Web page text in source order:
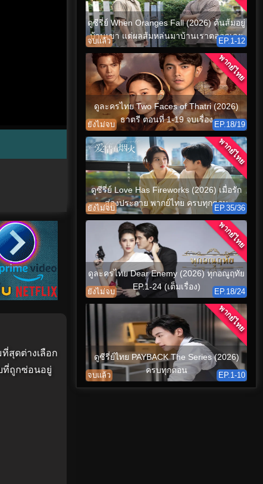
สุดต่างเลือก
ที่ถูกซ่อนอยู่
ดูซีรี่ย์ When Oranges Fall (2026) ต้นส้มอยู่
บ้านเขา แต่ผลส้มหล่นมาบ้านเราตลอดเลย
จบแล้ว EP.1-12
ดูละครไทย Two Faces of Thatri (2026)
ธาตรี ตอนที่ 1-19 จบเรื่อง
ยังไม่จบ EP.18/19
พากย์ไทย
ดูซีรี่ย์ Love Has Fireworks (2026) เมื่อรัก
ส่องประกาย พากย์ไทย ครบทุกตอน
ยังไม่จบ EP.35/36
พากย์ไทย
ดูละครไทย Dear Enemy (2026) ทุกอณูฤทัย
EP.1-24 (เต็มเรื่อง)
ยังไม่จบ EP.18/24
พากย์ไทย
ดูซีรี่ย์ไทย PAYBACK The Series (2026)
ครบทุกตอน
จบแล้ว EP.1-10
พากย์ไทย